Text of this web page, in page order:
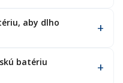
aby dlho
batériu